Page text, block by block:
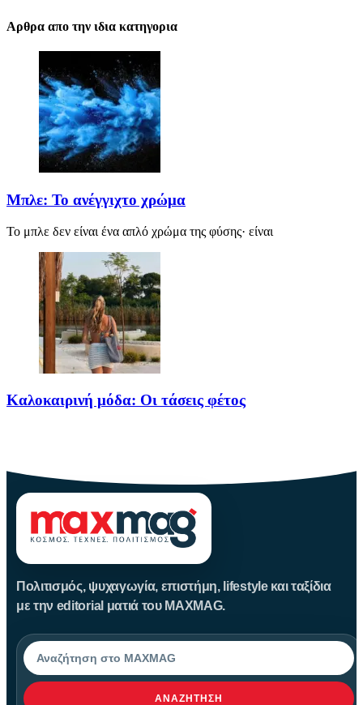
Αρθρα απο την ιδια κατηγορια
Μπλε: Το ανέγγιχτο χρώμα
Το μπλε δεν είναι ένα απλό χρώμα της φύσης· είναι
Καλοκαιρινή μόδα: Οι τάσεις φέτος
Πολιτισμός, ψυχαγωγία, επιστήμη, lifestyle και ταξίδια
με την editorial ματιά του MAXMAG.
Αναζήτηση
ΑΝΑΖΉΤΗΣΗ